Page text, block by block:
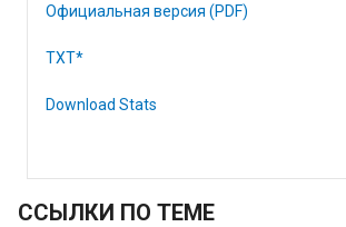
Официальная версия (PDF)
TXT*
Download Stats
ССЫЛКИ ПО ТЕМЕ